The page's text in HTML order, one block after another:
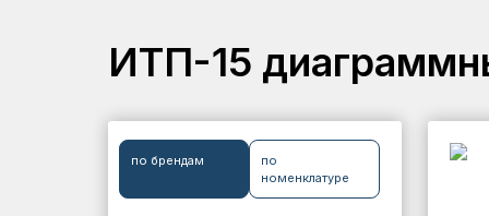
ИТП-15
по брендам
по
номенклатуре